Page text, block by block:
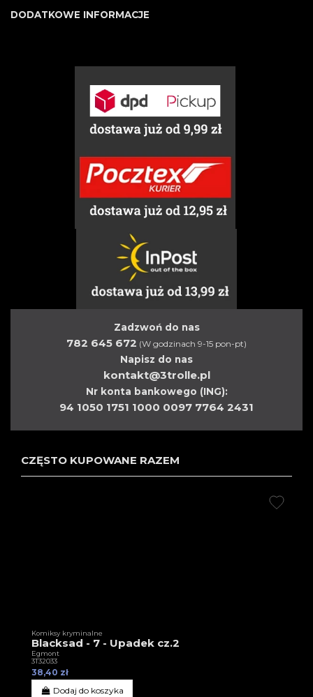
DODATKOWE INFORMACJE
Zadzwoń do nas
782 645 672 (W godzinach 9-15 pon-pt)
Napisz do nas
kontakt@3trolle.pl
Nr konta bankowego (ING):
94 1050 1751 1000 0097 7764 2431
CZĘSTO KUPOWANE RAZEM
Komiksy kryminalne
Blacksad - 7 - Upadek cz.2
Egmont
3T32033
38,40 zł
Dodaj do koszyka